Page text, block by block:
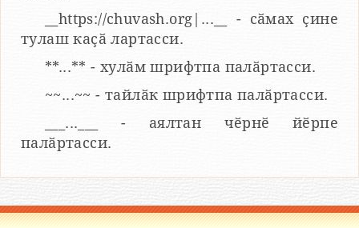
__https://chuvash.org|...__ - сӑмах ҫине
тулаш каҫӑ лартасси.
**...** - хулӑм шрифтпа палӑртасси.
~~...~~ - тайлӑк шрифтпа палӑртасси.
___...___ - аялтан чӗрнӗ йӗрпе
палӑртасси.